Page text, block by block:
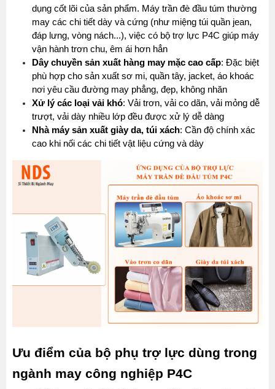
dụng cốt lõi của sản phẩm. Máy trần đè đầu túm thường
may các chi tiết dày và cứng (như miệng túi quần jean,
đáp lưng, vòng nách...), việc có bộ trợ lực P4C giúp máy
vận hành trơn chu, êm ái hơn hẳn
Dây chuyền sản xuất hàng may mặc cao cấp: Đặc biệt
phù hợp cho sản xuất sơ mi, quần tây, jacket, áo khoác
nơi yêu cầu đường may phẳng, đẹp, không nhăn
Xử lý các loại vải khó: Vải trơn, vải co dãn, vải mỏng dễ
trượt, vải dày nhiều lớp đều được xử lý dễ dàng
Nhà máy sản xuất giày da, túi xách: Cần độ chính xác
cao khi nối các chi tiết vật liệu cứng và dày
Ưu điểm của bộ phụ trợ lực dùng trong
ngành may công nghiệp P4C